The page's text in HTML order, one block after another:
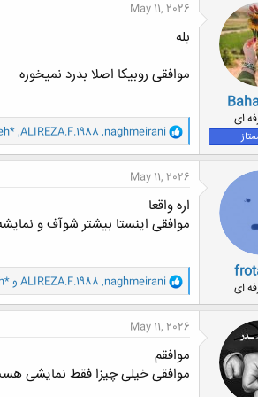
ش
ای
May 11, 2026
بله
موافقی روبیکا اصلا بدرد نمیخوره
و
ا
ک
ن
ش
ه
ا
:
naghmeirani
,
ALIREZA.F.1988
,
ای
May 11, 2026
اره واقعا
موافقی اینستا بیشتر شوآف و
و
ا
ک
ن
ش
ه
ا
:
naghmeirani
,
ALIREZA.F.1988 و
May 11, 2026
موافقم
موافقی خیلی چیزا فقط نمایشی